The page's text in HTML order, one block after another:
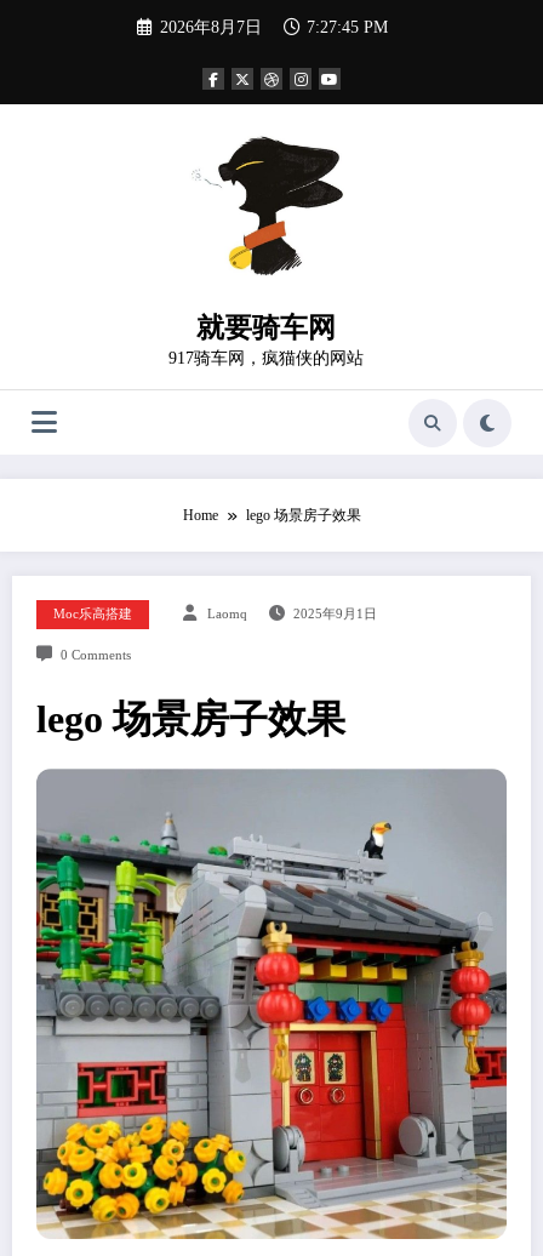
2026年8月7日 7:27:47 PM
就要骑车网
917骑车网，疯猫侠的网站
Home lego 场景房子效果
Moc乐高搭建 Laomq 2025年9月1日
0 Comments
lego 场景房子效果